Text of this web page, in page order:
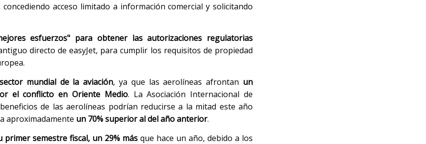
acceso limitado a información comercial y solicitando
esfuerzos" para obtener las autorizaciones regulatorias
directo de easyJet, para cumplir los requisitos de propiedad
mundial de la aviación, ya que las aerolíneas afrontan un
el conflicto en Oriente Medio. La Asociación Internacional de
de las aerolíneas podrían reducirse a la mitad este año
aproximadamente un 70% superior al del año anterior.
semestre fiscal, un 29% más que hace un año, debido a los